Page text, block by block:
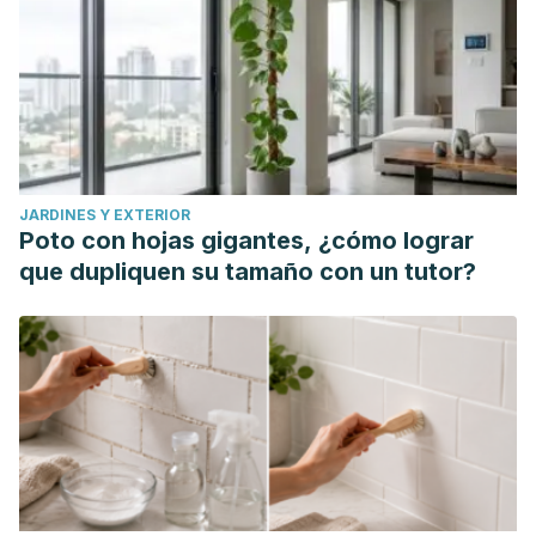
Metabolites against Oxidative Stress-Related Human
Diseases. Antioxidants (Basel, Switzerland), 8(5), 122.
https://doi.org/10.3390/antiox8050122
Dang, X., He, B., Ning, Q., Liu, Y., Guo, J., Niu, G., & Chen, M.
(2020). Alantolactone suppresses inflammation, apoptosis
and oxidative stress in cigarette smoke-induced human
bronchial epithelial cells through activation of Nrf2/HO-1
and inhibition of the NF-κB pathways. Respiratory research,
Carnevali, I., La Paglia, R., Pauletto, L., Raso, F., Testa, M.,
Mannucci, C., Sorbara, E. E., & Calapai, G. (2021). Efficacy
and safety of the syrup "KalobaTUSS®" as a treatment for
cough in children: a randomized, double blind, placebo-
controlled clinical trial. BMC pediatrics, 21(1), 29.
https://doi.org/10.1186/s12887-020-02490-2
Seca, A. M., Grigore, A., Pinto, D. C., & Silva, A. M. (2014).
JARDINES Y EXTERIOR
Poto con hojas gigantes, ¿cómo lograr
que dupliquen su tamaño con un tutor?